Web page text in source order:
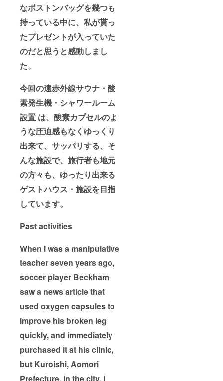
なボストンバッグを幾つも
持っている中に、私が貰っ
たプレゼントが入っていた
のだと思うと感動しまし
た。
今回の遠赤外線サウナ・酸
素発生機・シャワールーム
設置 は、酸素カプセルのよ
うな圧迫感もなくゆっくり
出来て、サッパリする、そ
んな施設で、旅行者も地元
の方々も、ゆったり出来る
ゲストハウス・施設を目指
しています。
Past activities
When I was a manipulative
teacher seven years ago,
soccer player Beckham
saw a news article that
used oxygen capsules to
improve his broken leg
quickly, and immediately
purchased it at his clinic,
but Kuroishi, Aomori
Prefecture. In the city, I